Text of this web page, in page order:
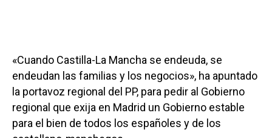
«Cuando Castilla-La Mancha se endeuda, se
endeudan las familias y los negocios», ha apuntado
la portavoz regional del PP, para pedir al Gobierno
regional que exija en Madrid un Gobierno estable
para el bien de todos los españoles y de los